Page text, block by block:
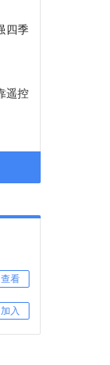
四季
遥控
查看
加入